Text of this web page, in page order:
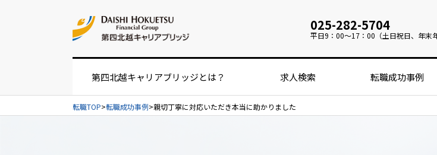
025-282-5704
平日9：00～17：00（土日祝日、年末
第四北越キャリアブリッジとは？
お仕事紹介の流れ
求人検索 転職成功事例
転職TOP 転職成功事例 親切丁寧に対応いただき本当に助かりました